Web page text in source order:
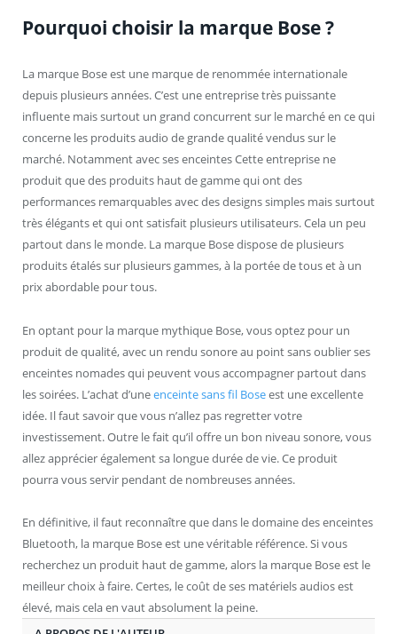
Pourquoi choisir la marque Bose ?
La marque Bose est une marque de renommée internationale
depuis plusieurs années. C’est une entreprise très puissante
influente mais surtout un grand concurrent sur le marché en ce qui
concerne les produits audio de grande qualité vendus sur le
marché. Notamment avec ses enceintes Cette entreprise ne
produit que des produits haut de gamme qui ont des
performances remarquables avec des designs simples mais surtout
très élégants et qui ont satisfait plusieurs utilisateurs. Cela un peu
partout dans le monde. La marque Bose dispose de plusieurs
produits étalés sur plusieurs gammes, à la portée de tous et à un
prix abordable pour tous.
En optant pour la marque mythique Bose, vous optez pour un
produit de qualité, avec un rendu sonore au point sans oublier ses
enceintes nomades qui peuvent vous accompagner partout dans
les soirées. L’achat d’uneenceinte sans fil Boseest une excellente
idée. Il faut savoir que vous n’allez pas regretter votre
investissement. Outre le fait qu’il offre un bon niveau sonore, vous
allez apprécier également sa longue durée de vie. Ce produit
pourra vous servir pendant de nombreuses années.
En définitive, il faut reconnaître que dans le domaine des enceintes
Bluetooth, la marque Bose est une véritable référence. Si vous
recherchez un produit haut de gamme, alors la marque Bose est le
meilleur choix à faire. Certes, le coût de ses matériels audios est
élevé, mais cela en vaut absolument la peine.